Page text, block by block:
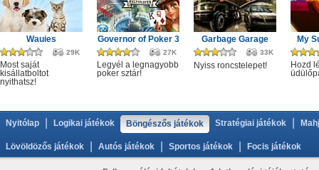
Wauies
29K
Most saját
kisállatboltot
nyithatsz!
Governor of Poker 3
27K
Legyél a legnagyobb
poker sztár!
Garbage Garage
33K
Nyiss roncstelepet!
My
Hozd
Nyitólap Logikai játékok Böngészős játékok Stratégiai játékok
Lövöldözős játékok Autós játékok Sportos játékok Focis játékok